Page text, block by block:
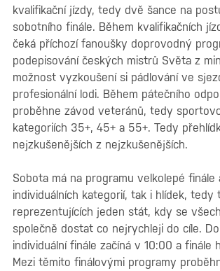
kvalifikační jízdy, tedy dvě šance na
sobotního finále. Během kvalifikačních
čeká příchozí fanoušky doprovodný
podepisování českých mistrů Světa z
možnost vyzkoušení si pádlování ve
profesionální lodi. Během pátečního
proběhne závod veteránů, tedy
kategoriích 35+, 45+ a 55+. Tedy
nejzkušenějších z nejzkušenějších.
Sobota má na programu velkolepé finále
individuálních kategorií, tak i hlídek, tedy
reprezentujících jeden stát, kdy se
společně dostat co nejrychleji do cíle.
individuální finále začíná v 10:00 a finále
Mezi těmito finálovými programy